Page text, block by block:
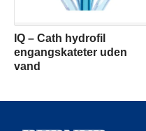
IQ – Cath hydrofil
engangskateter uden
vand